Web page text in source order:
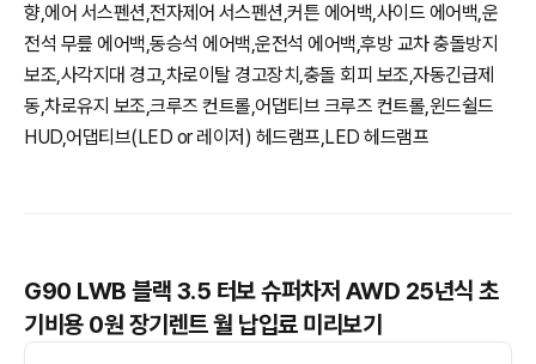
향,에어 서스펜션,전자제어 서스펜션,커튼 에어백,사이드 에어백,운
전석 무릎 에어백,동승석 에어백,운전석 에어백,후방 교차 충돌방지
보조,사각지대 경고,차로이탈 경고장치,충돌 회피 보조,자동긴급제
동,차로유지 보조,크루즈 컨트롤,어댑티브 크루즈 컨트롤,윈드쉴드
HUD,어댑티브(LED or 레이저) 헤드램프,LED 헤드램프
G90 LWB 블랙 3.5 터보 슈퍼차저 AWD 25년식 초
기비용 0원 장기렌트 월 납입료 미리보기